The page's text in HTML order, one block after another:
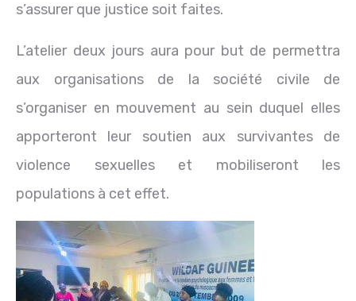
s’assurer que justice soit faites.
L’atelier deux jours aura pour but de permettra
aux organisations de la société civile de
s’organiser en mouvement au sein duquel elles
apporteront leur soutien aux survivantes de
violence sexuelles et mobiliseront les
populations à cet effet.